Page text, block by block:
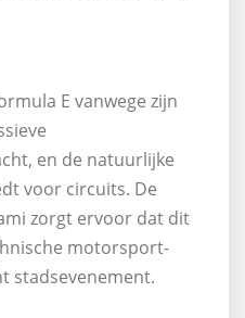
E vanwege zijn
en de natuurlijke
voor circuits. De
zorgt ervoor dat dit
motorsport-
stadsevenement.